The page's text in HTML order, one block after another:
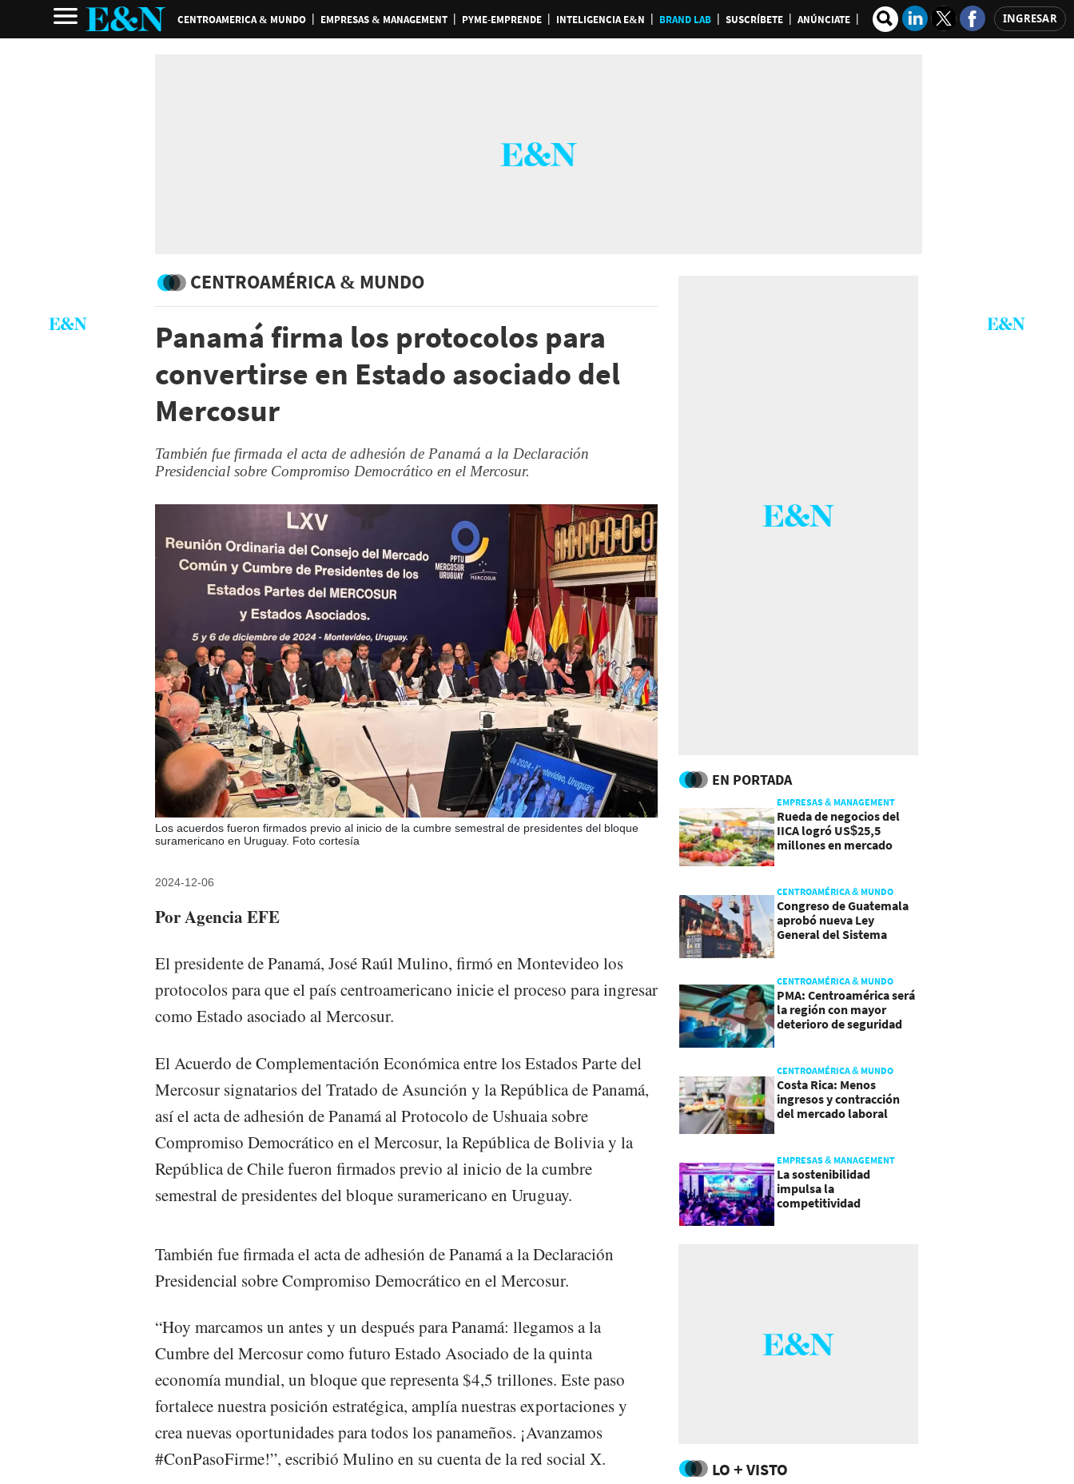
CENTROAMERICA & MUNDO EMPRESAS & MANAGEMENT PYME-EMPRENDE INTELIGENCIA E&N BRAND LAB SUSCRÍBETE ANÚNCIATE INGRESAR
CENTROAMÉRICA & MUNDO
Panamá firma los protocolos para
convertirse en Estado asociado del
Mercosur
También fue firmada el acta de adhesión de Panamá a la Declaración
Presidencial sobre Compromiso Democrático en el Mercosur.
Los acuerdos fueron firmados previo al inicio de la cumbre semestral de presidentes del bloque
suramericano en Uruguay. Foto cortesía
2024-12-06
Por Agencia EFE
El presidente de Panamá, José Raúl Mulino, firmó en Montevideo los
protocolos para que el país centroamericano inicie el proceso para ingresar
como Estado asociado al Mercosur.
El Acuerdo de Complementación Económica entre los Estados Parte del
Mercosur signatarios del Tratado de Asunción y la República de Panamá,
así el acta de adhesión de Panamá al Protocolo de Ushuaia sobre
Compromiso Democrático en el Mercosur, la República de Bolivia y la
República de Chile fueron firmados previo al inicio de la cumbre
semestral de presidentes del bloque suramericano en Uruguay.
También fue firmada el acta de adhesión de Panamá a la Declaración
Presidencial sobre Compromiso Democrático en el Mercosur.
“Hoy marcamos un antes y un después para Panamá: llegamos a la
Cumbre del Mercosur como futuro Estado Asociado de la quinta
economía mundial, un bloque que representa $4,5 trillones. Este paso
fortalece nuestra posición estratégica, amplía nuestras exportaciones y
crea nuevas oportunidades para todos los panameños. ¡Avanzamos
#ConPasoFirme!”, escribió Mulino en su cuenta de la red social X.
EN PORTADA
EMPRESAS & MANAGEMENT
Rueda de negocios del
IICA logró US$25,5
millones en mercado
CENTROAMÉRICA & MUNDO
Congreso de Guatemala
aprobó nueva Ley
General del Sistema
CENTROAMÉRICA & MUNDO
PMA: Centroamérica será
la región con mayor
deterioro de seguridad
CENTROAMÉRICA & MUNDO
Costa Rica: Menos
ingresos y contracción
del mercado laboral
EMPRESAS & MANAGEMENT
La sostenibilidad
impulsa la
competitividad
LO + VISTO